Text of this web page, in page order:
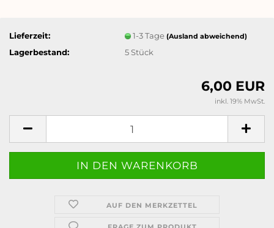
Lieferzeit: 1-3 Tage(Ausland abweichend)
Lagerbestand: 5Stück
6,00 EUR
inkl. 19% MwSt.
AUF DEN MERKZETTEL